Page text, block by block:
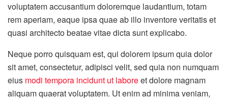
voluptatem accusantium doloremque laudantium, totam
rem aperiam, eaque ipsa quae ab illo inventore veritatis et
quasi architecto beatae vitae dicta sunt explicabo.
Neque porro quisquam est, qui dolorem ipsum quia dolor
sit amet, consectetur, adipisci velit, sed quia non numquam
eius modi tempora incidunt ut laboreet dolore magnam
aliquam quaerat voluptatem. Ut enim ad minima veniam,